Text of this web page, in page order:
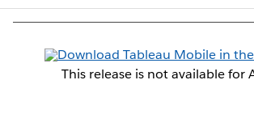
This release is not available for